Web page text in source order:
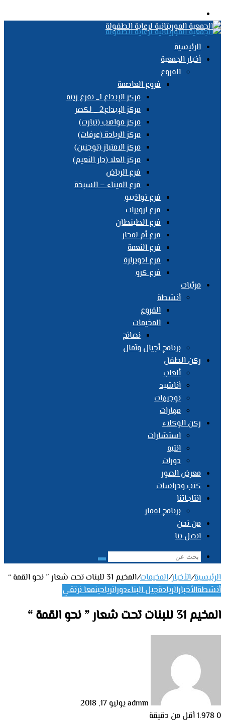
الرئيسية
أخبار الجمعية
الفروع
فروع العاصمة
مركز الإبداع 1_ تفرغ زينه
مركز الإبداع2 _ لكصر
مركز مواهب (تيارت)
مركز الريادة (عرفات)
مركز الامتياز (توجنين)
مركز العلا (دار النعيم)
فرع الرياض
فرع الميناء – السبخة
فرع نواذيبو
فرع ازويرات
فرع الطينطان
فرع أم لمحار
فرع النعمة
فرع ادويرارة
فرع كرو
مرئيات
أنشطة
الفروع
المخيمات
نصائح
برنامج أجيال وآمال
ركن الطفل
ألعاب
أناشيد
توجيهات
مهارات
ركن الوكلاء
استشارات
انتبه
دورات
معرض الصور
كتب ودراسات
انتاجاتنا
برنامج اقمار
من نحن
اتصل بنا
بحث
الرئيسية/الأخبار/المخيمات/المخيم 31 للبنات تحت شعار ” نحو القمة “
أنشطةالأخبارالريادةجيل البناءدوراترياحينمعا نرتقي
المخيم 31 للبنات تحت شعار ” نحو القمة “
adminيوليو 17, 2018
0
أقل من دقيقة